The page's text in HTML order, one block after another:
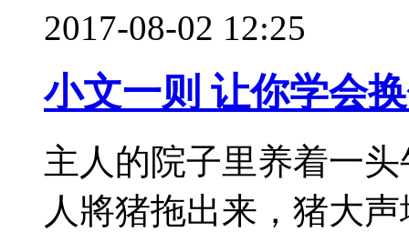
2017-08-02 12:25
小文一则 让你学会
主人的院子里养着一
人將猪拖出来，猪大